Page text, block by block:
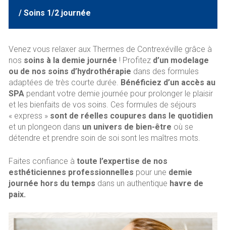
/ Soins 1/2 journée
Venez vous relaxer aux Thermes de Contrexéville grâce à
nos soins à la demie journée ! Profitez d’un modelage
ou de nos soins d’hydrothérapie dans des formules
adaptées de très courte durée. Bénéficiez d’un accès au
SPA pendant votre demie journée pour prolonger le plaisir
et les bienfaits de vos soins. Ces formules de séjours
« express » sont de réelles coupures dans le quotidien
et un plongeon dans un univers de bien-être où se
détendre et prendre soin de soi sont les maîtres mots.
Faites confiance à toute l’expertise de nos
esthéticiennes professionnelles pour une demie
journée hors du temps dans un authentique havre de
paix.